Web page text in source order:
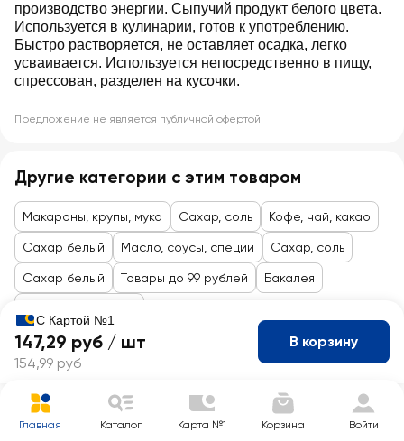
производство энергии. Сыпучий продукт белого цвета.
Используется в кулинарии, готов к употреблению.
Быстро растворяется, не оставляет осадка, легко
усваивается. Используется непосредственно в пищу,
спрессован, разделен на кусочки.
Предложение не является публичной офертой
Другие категории с этим товаром
Макароны, крупы, мука Сахар, соль Кофе, чай, какао
Сахар белый Масло, соусы, специи Сахар, соль
Сахар белый Товары до 99 рублей Бакалея
С Картой №1
147,29 руб / шт
154,99 руб
В корзину
Главная Каталог Карта №1 Корзина Войти